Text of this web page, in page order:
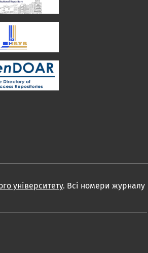
університету. Всі номери журналу